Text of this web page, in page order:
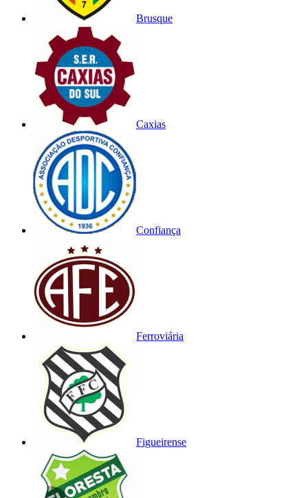
Brusque
Caxias
Confiança
Ferroviária
Figueirense